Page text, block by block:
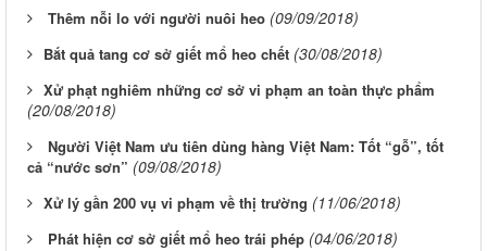
Thêm nỗi lo với người nuôi heo (09/09/2018)
​Bắt quả tang cơ sở giết mổ heo chết (30/08/2018)
​Xử phạt nghiêm những cơ sở vi phạm an toàn thực phẩm
(20/08/2018)
Người Việt Nam ưu tiên dùng hàng Việt Nam: Tốt “gỗ”, tốt
cả “nước sơn” (09/08/2018)
​Xử lý gần 200 vụ vi phạm về thị trường (11/06/2018)
Phát hiện cơ sở giết mổ heo trái phép (04/06/2018)